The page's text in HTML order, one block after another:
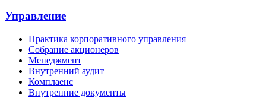
Управление
Практика корпоративного управления
Собрание акционеров
Менеджмент
Внутренний аудит
Комплаенс
Внутренние документы